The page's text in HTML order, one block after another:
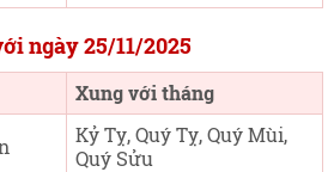
ngày 25/11/2025
Xung với tháng
Kỷ Tỵ, Quý Tỵ, Quý Mùi,
Quý Sửu